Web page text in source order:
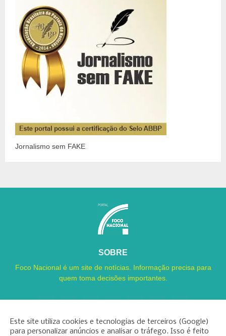
Jornalismo sem FAKE
SOBRE
Foco Nacional é um site de notícias. Informação precisa para
quem toma decisões importantes.
Este site utiliza cookies e tecnologias de terceiros (Google)
para personalizar anúncios e analisar o tráfego. Isso é feito